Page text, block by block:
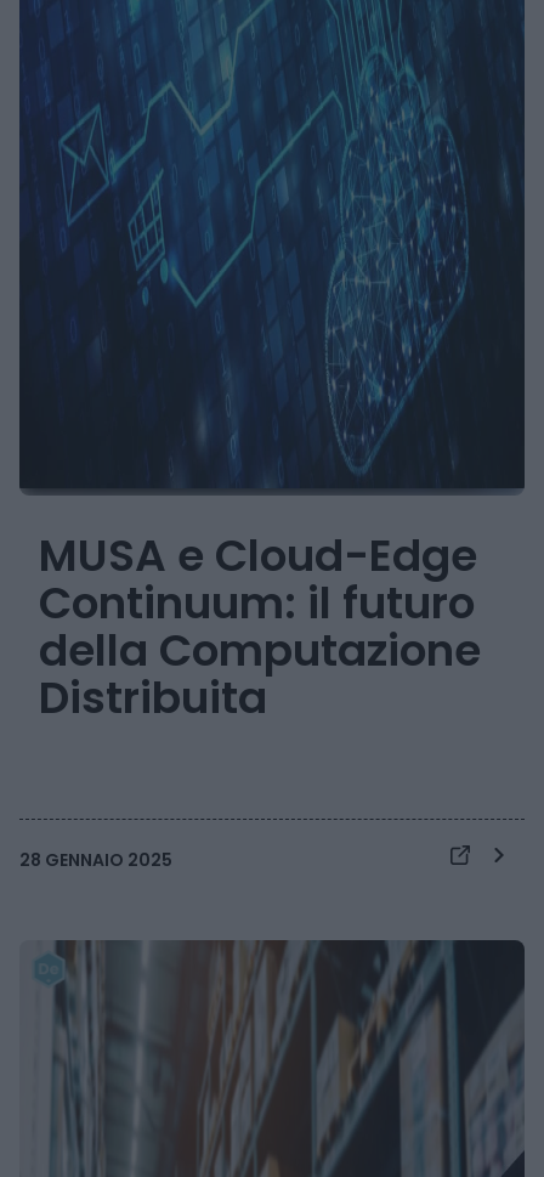
MUSA e Cloud-Edge
Continuum: il futuro
della Computazione
Distribuita
28 GENNAIO 2025